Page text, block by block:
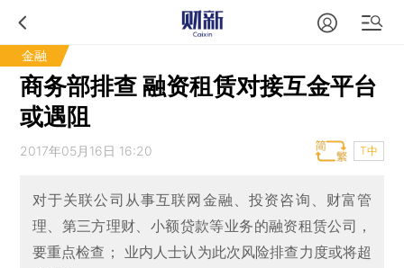
金融
商务部排查 融资租赁对接互金平台
或遇阻
2017年05月16日 16:20 T中
对于关联公司从事互联网金融、投资咨询、财富管
理、第三方理财、小额贷款等业务的融资租赁公司，
要重点检查； 业内人士认为此次风险排查力度或将超